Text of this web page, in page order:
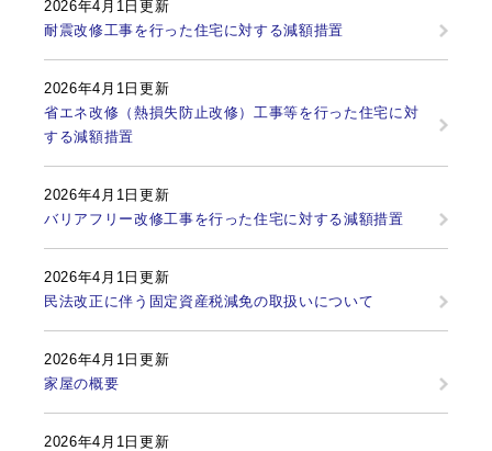
2026年4月1日更新
耐震改修工事を行った住宅に対する減額措置
2026年4月1日更新
省エネ改修（熱損失防止改修）工事等を行った住宅に対
する減額措置
2026年4月1日更新
バリアフリー改修工事を行った住宅に対する減額措置
2026年4月1日更新
民法改正に伴う固定資産税減免の取扱いについて
2026年4月1日更新
家屋の概要
2026年4月1日更新